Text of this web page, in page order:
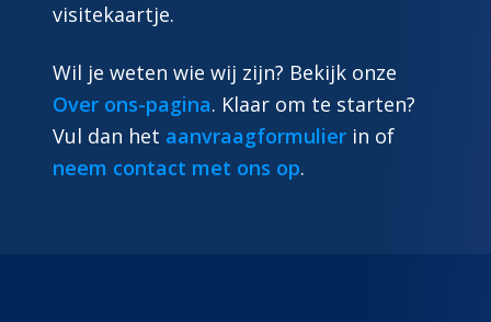
visitekaartje.
Wil je weten wie wij zijn? Bekijk onze
Over ons-pagina. Klaar om te starten?
Vul dan het aanvraagformulier in of
neem contact met ons op.